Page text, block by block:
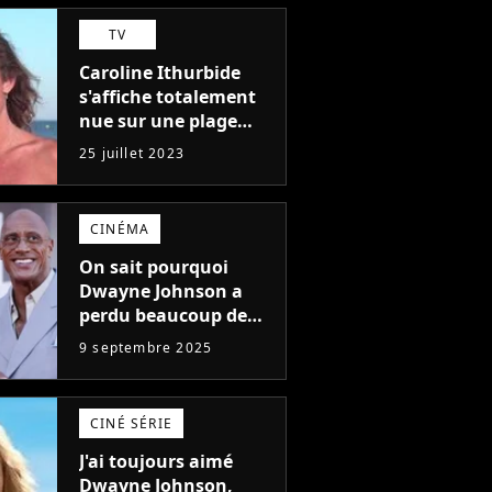
plus médiocres jamais
réalisés"
TV
Caroline Ithurbide
s'affiche totalement
nue sur une plage
naturiste : "je ne
pensais pas que
j'arriverais à le
faire..."
25 juillet 2023
CINÉMA
On sait pourquoi
Dwayne Johnson a
perdu beaucoup de
poids et c'est pour
une raison
importante
9 septembre 2025
CINÉ SÉRIE
J'ai toujours aimé
Dwayne Johnson,